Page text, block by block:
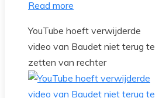
Read more
YouTube hoeft verwijderde
video van Baudet niet terug te
zetten van rechter